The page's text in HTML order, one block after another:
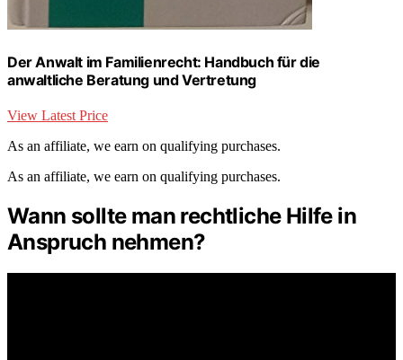
Der Anwalt im Familienrecht: Handbuch für die
anwaltliche Beratung und Vertretung
View Latest Price
As an affiliate, we earn on qualifying purchases.
As an affiliate, we earn on qualifying purchases.
Wann sollte man rechtliche Hilfe in
Anspruch nehmen?